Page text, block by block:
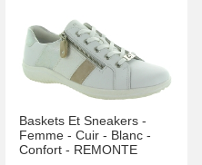
Baskets Et Sneakers -
Femme - Cuir - Blanc -
Confort - REMONTE